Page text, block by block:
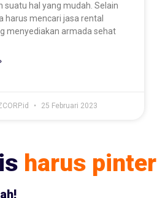
suatu hal yang mudah. Selain
harus mencari jasa rental
menyediakan armada sehat
25 Februari 2023
harus pinter